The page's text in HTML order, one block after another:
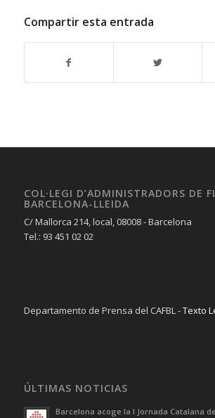
Compartir esta entrada
COL·LEGI D’ADMINISTRADORS DE
BARCELONA-LLEIDA
C/ Mallorca 214, local, 08008 - Barcelona
Tel.: 93 451 02 02
Departamento de Prensa del CAFBL -Texto
ÚLTIMAS NOTICIAS
Barcelona acoge la I Jornada Catalana